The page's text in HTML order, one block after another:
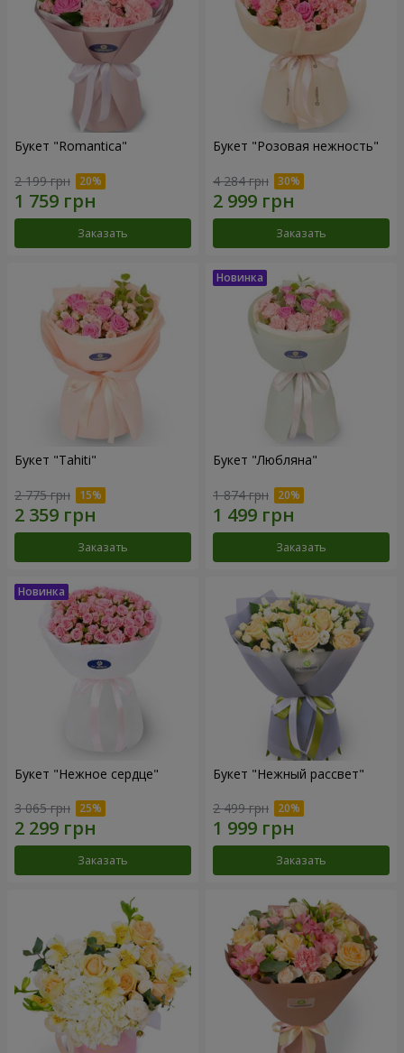
Букет "Romantica"
2 199 грн
Заказать
Букет "Розовая нежность"
4 284 грн
Заказать
Букет "Tahiti"
2 775 грн
Заказать
Букет "Любляна"
1 874 грн
Заказать
Букет "Нежное сердце"
3 065 грн
Заказать
Букет "Нежный рассвет"
2 499 грн
Заказать